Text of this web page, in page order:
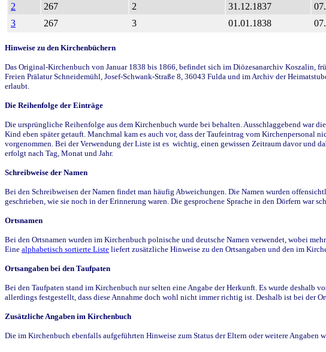
2
267 2 31.12.1837
3
267 3 01.01.1838
Hinweise zu den Kirchenbüchern
Das Original-Kirchenbuch von Januar 1838 bis 1866, befindet sich im Diözesanarchiv Koszalin,
Freien Prälatur Schneidemühl, Josef-Schwank-Straße 8, 36043 Fulda und im Archiv der
erlaubt.
Die Reihenfolge der Einträge
Die ursprüngliche Reihenfolge aus dem Kirchenbuch wurde bei behalten. Ausschlaggebend war
Kind eben später getauft. Manchmal kam es auch vor, dass der Taufeintrag vom
vorgenommen. Bei der Verwendung der Liste ist es wichtig, einen gewissen Zeitraum davor und
erfolgt nach Tag, Monat und Jahr.
Schreibweise der Namen
Bei den Schreibweisen der Namen findet man häufig Abweichungen. Die Namen wurden
geschrieben, wie sie noch in der Erinnerung waren. Die gesprochene Sprache in den Dörfern
Ortsnamen
Bei den Ortsnamen wurden im Kirchenbuch polnische und deutsche Namen verwendet, wobei
Eine alphabetisch sortierte Liste liefert zusätzliche Hinweise zu den Ortsangaben und den im
Ortsangaben bei den Taufpaten
Bei den Taufpaten stand im Kirchenbuch nur selten eine Angabe der Herkunft. Es wurde deshalb
allerdings festgestellt, dass diese Annahme doch wohl nicht immer richtig ist. Deshalb ist bei der
Zusätzliche Angaben im Kirchenbuch
Die im Kirchenbuch ebenfalls aufgeführten Hinweise zum Status der Eltern oder weitere Angaben